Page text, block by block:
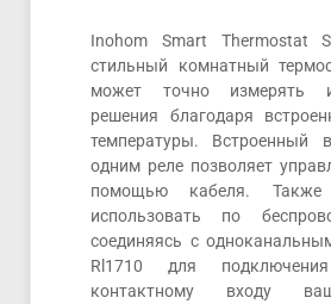
Inohom Smart Thermostat
стильный комнатный
может точно измерять
решения благодаря
температуры. Встроенный
одним реле позволяет
помощью кабеля.
использовать по
соединяясь с
Rl1710 для
контактному входу